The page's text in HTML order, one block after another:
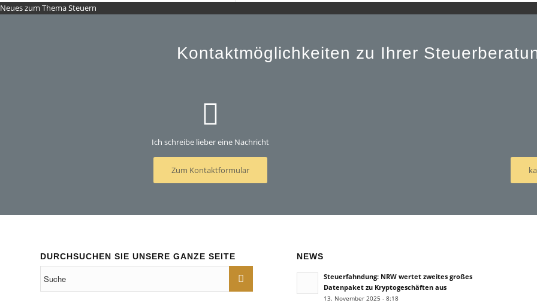
Neues zum Thema Steuern
Kontaktmöglichkeiten zu Ihrer
Ich schreibe lieber eine Nachricht
Zum Kontaktformular
DURCHSUCHEN SIE UNSERE GANZE SEITE NEWS
Steuerfahndung: NRW wertet zweites großes
Datenpaket zu Kryptogeschäften aus
13. November 2025 - 8:18